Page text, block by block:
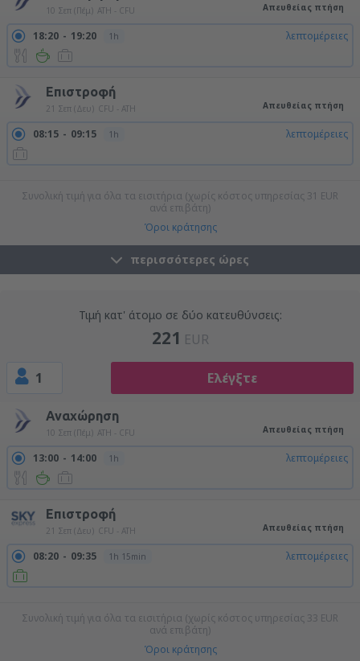
10 Σεπ (Πέμ) ATH - CFU Απευθείας πτήση
18:20 19:20 1h λεπτομέρειες
Επιστροφή
21 Σεπ (Δευ) CFU - ATH Απευθείας πτήση
08:15 09:15 1h λεπτομέρειες
Συνολική τιμή για όλα τα εισιτήρια (χωρίς κόστος υπηρεσίας 31 EUR
ανά επιβάτη)
Όροι κράτησης
περισσότερες ώρες
Τιμή κατ' άτομο σε δύο κατευθύνσεις:
221 EUR
1 Ελέγξτε
Αναχώρηση
10 Σεπ (Πέμ) ATH - CFU Απευθείας πτήση
13:00 14:00 1h λεπτομέρειες
Επιστροφή
21 Σεπ (Δευ) CFU - ATH Απευθείας πτήση
08:20 09:35 1h 15min λεπτομέρειες
Συνολική τιμή για όλα τα εισιτήρια (χωρίς κόστος υπηρεσίας 33 EUR
ανά επιβάτη)
Όροι κράτησης